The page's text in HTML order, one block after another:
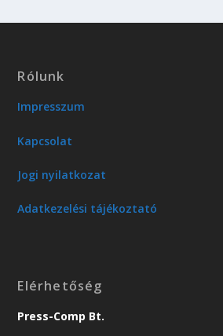
Rólunk
Impresszum
Kapcsolat
Jogi nyilatkozat
Adatkezelési tájékoztató
Elérhetőség
Press-Comp Bt.